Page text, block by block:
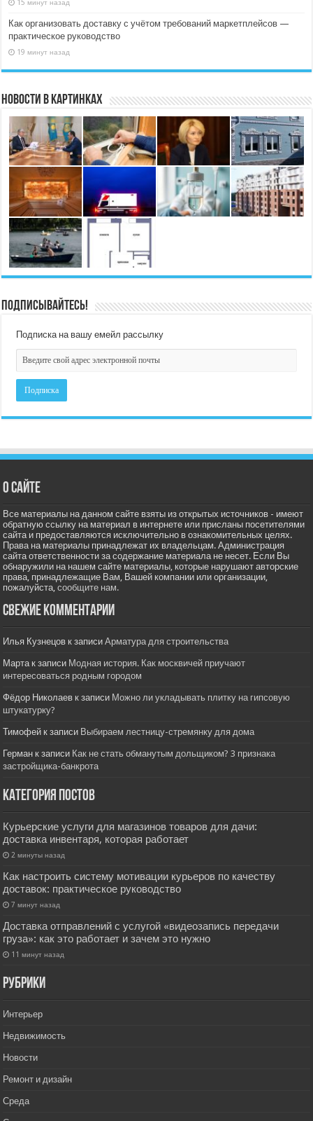
15 минут назад
Как организовать доставку с учётом требований маркетплейсов —
практическое руководство
19 минут назад
Новости в картинках
Подписывайтесь!
Подписка на вашу емейл рассылку
О сайте
Все материалы на данном сайте взяты из открытых источников - имеют
обратную ссылку на материал в интернете или присланы посетителями
сайта и предоставляются исключительно в ознакомительных целях.
Права на материалы принадлежат их владельцам. Администрация
сайта ответственности за содержание материала не несет. Если Вы
обнаружили на нашем сайте материалы, которые нарушают авторские
права, принадлежащие Вам, Вашей компании или организации,
пожалуйста,сообщите нам.
Свежие комментарии
Илья Кузнецов к записиАрматура для строительства
Мартак записи Модная история. Как москвичей приучают
интересоваться родным городом
Фёдор Николаев к записи Можно ли укладывать плитку на гипсовую
штукатурку?
Тимофей к записи Выбираем лестницу-стремянку для дома
Герман к записи Как не стать обманутым дольщиком? 3 признака
застройщика-банкрота
Категория постов
Курьерские услуги для магазинов товаров для дачи:
доставка инвентаря, которая работает
2 минуты назад
Как настроить систему мотивации курьеров по качеству
доставок: практическое руководство
7 минут назад
Доставка отправлений с услугой «видеозапись передачи
груза»: как это работает и зачем это нужно
11 минут назад
РУбрики
Интерьер
Недвижимость
Новости
Ремонт и дизайн
Среда